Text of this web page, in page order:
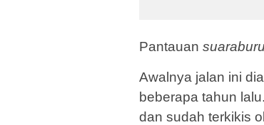
Pantauan
Awalnya jalan ini
beberapa tahun
dan sudah terkikis